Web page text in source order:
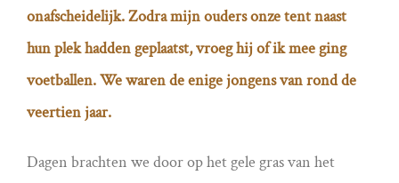
onafscheidelijk. Zodra mijn ouders onze tent naast
hun plek hadden geplaatst, vroeg hij of ik mee ging
voetballen. We waren de enige jongens van rond de
veertien jaar.
Dagen brachten we door op het gele gras van het